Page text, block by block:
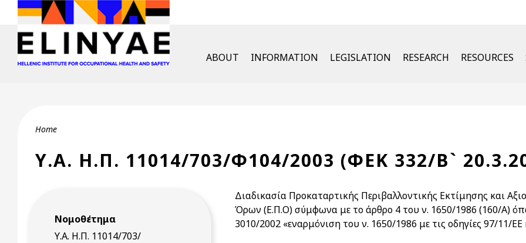
Skip to main content
English Menu
ABOUT INFORMATION LEGISLATION RESEARCH RESOURCES
Breadcrumb
Home
Υ.Α. Η.Π. 11014/703/Φ104/2003 (ΦΕΚ 332/Β`
Νομοθέτημα
Υ.Α. Η.Π. 11014/703/
Διαδικασία Προκαταρτικής Περιβαλλοντικής Εκτίμησης και
Όρων (Ε.Π.Ο) σύμφωνα με το άρθρο 4 του ν. 1650/1986 (160/Α)
3010/2002 «εναρμόνιση του ν. 1650/1986 με τις οδηγίες 97/11/